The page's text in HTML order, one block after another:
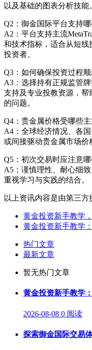
以及基础的图表分析技能
Q2：御金国际平台支持
A2：平台支持主流
和技术指标，适合从短
投资者。
Q3：如何确保投资过程顺
A3：选择持有正规监管
支持及专业投教资源，帮
的问题。
Q4：贵金属价格受哪些
A4：全球经济情况、各
或间接驱动贵金属市场价
Q5：初次交易时应注意
A5：谨慎理性、耐心细
重视学习与实践的结合。
以上资讯内容是由第三方
黄金投资新手教学
黄金投资新手教学
热门文章
最新文章
暂无热门文章
黄金投资新手教学
2026-08-08 0 阅读
探索御金国际交易